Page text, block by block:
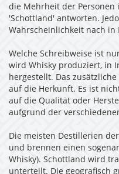
die Mehrheit der Personen
'Schottland' antworten.
Wahrscheinlichkeit nach in
Welche Schreibweise ist
wird Whisky produziert, in
hergestellt. Das
auf die Herkunft. Es ist
auf die Qualität oder
aufgrund der
Die meisten Destillerien
und brennen einen
Whisky). Schottland wird
unterteilt. Die geografisch